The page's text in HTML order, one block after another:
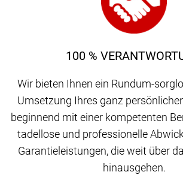
100 %
Wir bieten Ihnen ein Rundum-
Umsetzung Ihres ganz
beginnend mit einer kompetenten
tadellose und professionelle
Garantieleistungen, die weit über
hinausgehen.